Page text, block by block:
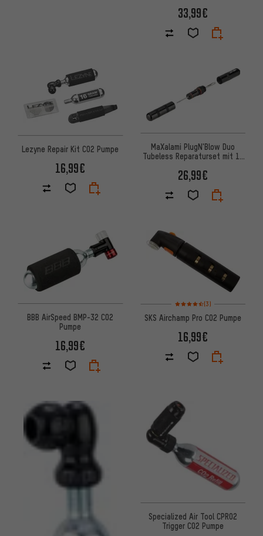
33,99€
Lezyne Repair Kit CO2 Pumpe
16,99€
MaXalami PlugN'Blow Duo
Tubeless Reparaturset mit 16
26,99€
BBB AirSpeed BMP-32 CO2
Pumpe
16,99€
Bewertungen: 4,5 von 5
(3)
SKS Airchamp Pro CO2 Pumpe
16,99€
Specialized Air Tool CPRO2
Trigger CO2 Pumpe